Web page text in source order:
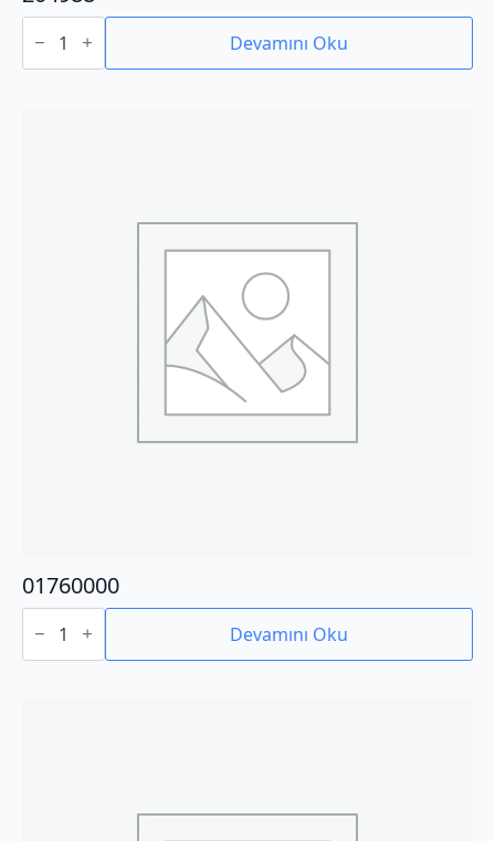
204988
adet Devamını Oku
01760000
01760000
adet Devamını Oku